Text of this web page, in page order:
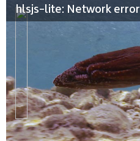
hlsjs-lite: Network error